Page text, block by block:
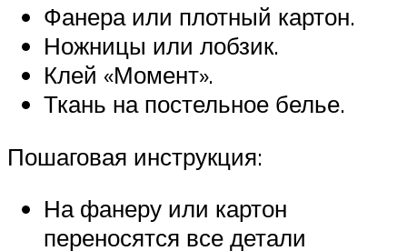
Фанера или плотный картон.
Ножницы или лобзик.
Клей «Момент».
Ткань на постельное белье.
Пошаговая инструкция:
На фанеру или картон
переносятся все детали